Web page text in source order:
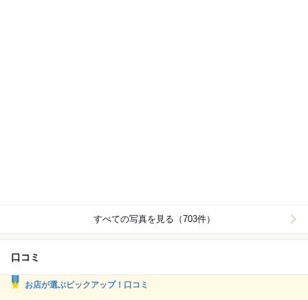
すべての写真を見る（703件）
口コミ
お店が選ぶピックアップ！口コミ